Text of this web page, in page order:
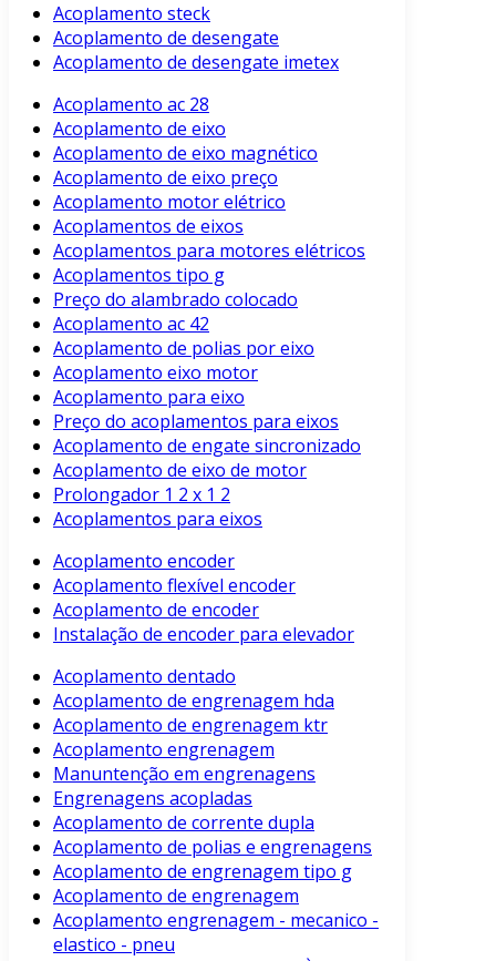
Acoplamento steck
Acoplamento de desengate
Acoplamento de desengate imetex
Acoplamento ac 28
Acoplamento de eixo
Acoplamento de eixo magnético
Acoplamento de eixo preço
Acoplamento motor elétrico
Acoplamentos de eixos
Acoplamentos para motores elétricos
Acoplamentos tipo g
Preço do alambrado colocado
Acoplamento ac 42
Acoplamento de polias por eixo
Acoplamento eixo motor
Acoplamento para eixo
Preço do acoplamentos para eixos
Acoplamento de engate sincronizado
Acoplamento de eixo de motor
Prolongador 1 2 x 1 2
Acoplamentos para eixos
Acoplamento encoder
Acoplamento flexível encoder
Acoplamento de encoder
Instalação de encoder para elevador
Acoplamento dentado
Acoplamento de engrenagem hda
Acoplamento de engrenagem ktr
Acoplamento engrenagem
Manuntenção em engrenagens
Engrenagens acopladas
Acoplamento de corrente dupla
Acoplamento de polias e engrenagens
Acoplamento de engrenagem tipo g
Acoplamento de engrenagem
Acoplamento engrenagem - mecanico -
elastico - pneu